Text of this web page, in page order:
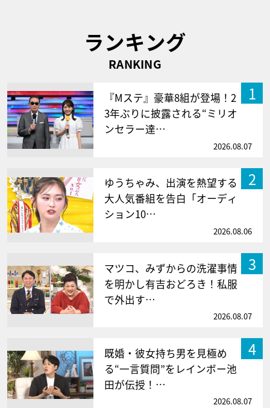
ランキング
RANKING
1
『Mステ』豪華8組が登場！2
3年ぶりに披露される“ミリオ
ンセラー達…
2026.08.07
2
ゆうちゃみ、出演を熱望する
大人気番組を告白「オーディ
ション10…
2026.08.06
3
マツコ、みずからの洗濯事情
を明かし有吉おどろき！私服
で外出す…
2026.08.07
4
既婚・彼女持ち男を見極め
る“一言質問”をレインボー池
田が伝授！…
2026.08.07